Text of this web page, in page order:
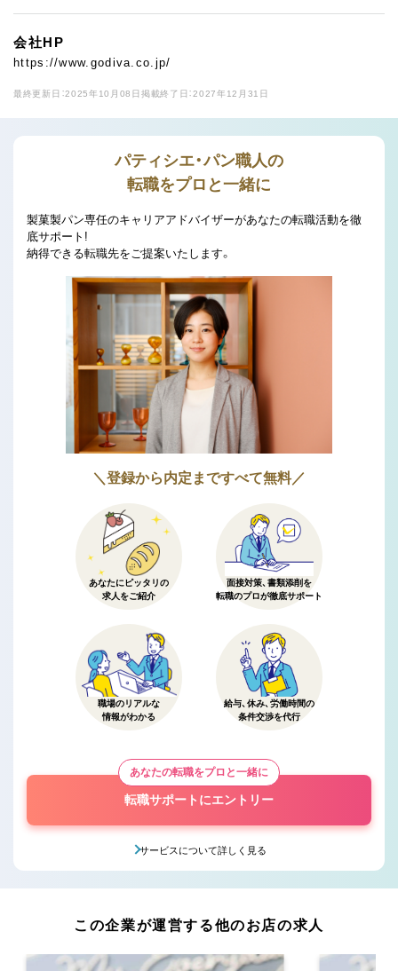
会社HP
https://www.godiva.co.jp/
最終更新日：2025年10月08日 掲載終了日：2027年12月31日
パティシエ・パン職人の
転職をプロと一緒に
製菓製パン専任のキャリアアドバイザーがあなたの転職活動を徹
底サポート!
納得できる転職先をご提案いたします。
＼登録から内定まですべて無料／
あなたにピッタリの
求人をご紹介
面接対策、書類添削を
転職のプロが徹底サポート
職場のリアルな
情報がわかる
給与、休み、労働時間の
条件交渉を代行
あなたの転職をプロと一緒に
転職サポートにエントリー
サービスについて詳しく見る
この企業が運営する他のお店の求人